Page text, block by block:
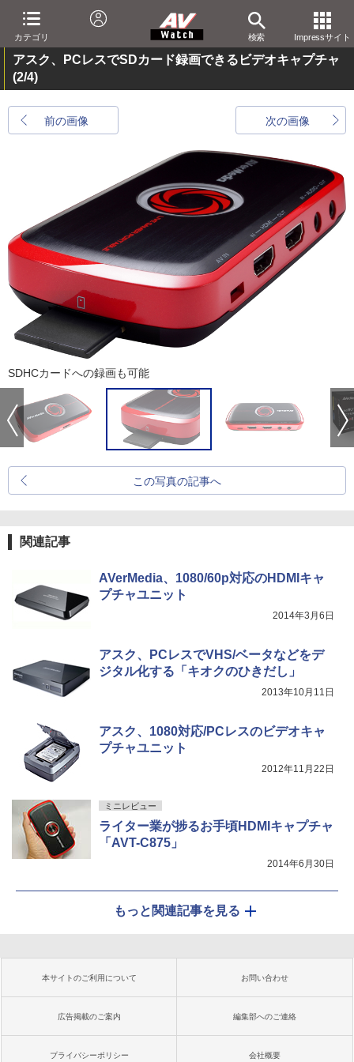
カテゴリ 検索 Impressサイト
アスク、PCレスでSDカード録画できるビデオキャプチャ
(2/4)
前の画像 次の画像
SDHCカードへの録画も可能
この写真の記事へ
関連記事
AVerMedia、1080/60p対応のHDMIキャ
プチャユニット
2014年3月6日
アスク、PCレスでVHS/ベータなどをデ
ジタル化する「キオクのひきだし」
2013年10月11日
アスク、1080対応/PCレスのビデオキャ
プチャユニット
2012年11月22日
ミニレビュー
ライター業が捗るお手頃HDMIキャプチャ
「AVT-C875」
2014年6月30日
もっと関連記事を見る
本サイトのご利用について お問い合わせ
広告掲載のご案内 編集部へのご連絡
プライバシーポリシー 会社概要